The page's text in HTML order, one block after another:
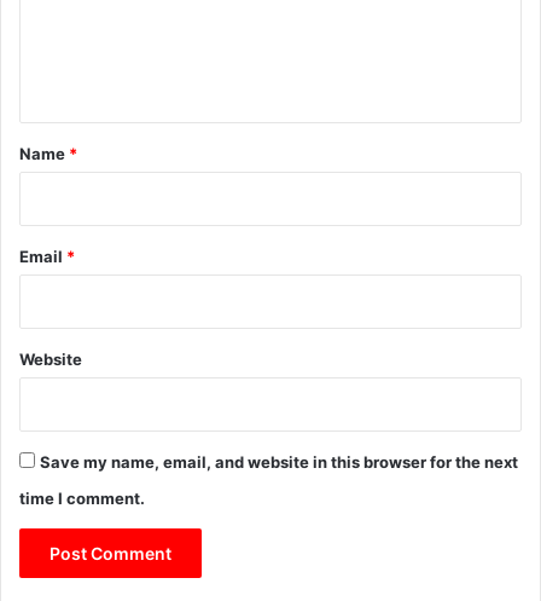
*
Name *
Email *
Website
Save my name, email, and website in this browser for the next
time I comment.